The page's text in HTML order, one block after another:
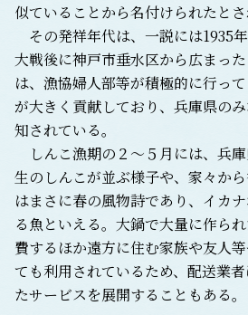
似ていることから名付けられたとさ
その発祥年代は、一説には1935
大戦後に神戸市垂水区から広まっ
は、漁協婦人部等が積極的に行っ
が大きく貢献しており、兵庫県の
知されている。
しんこ漁期の２～５月には、兵
生のしんこが並ぶ様子や、家々か
はまさに春の風物詩であり、イカ
る魚といえる。大鍋で大量に作ら
費するほか遠方に住む家族や友人
ても利用されているため、配送業
たサービスを展開することもある。